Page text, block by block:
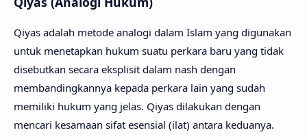
Qiyas adalah metode analogi dalam Islam yang digunakan
untuk menetapkan hukum suatu perkara baru yang tidak
disebutkan secara eksplisit dalam nash dengan
membandingkannya kepada perkara lain yang sudah
memiliki hukum yang jelas. Qiyas dilakukan dengan
mencari kesamaan sifat esensial (ilat) antara keduanya.